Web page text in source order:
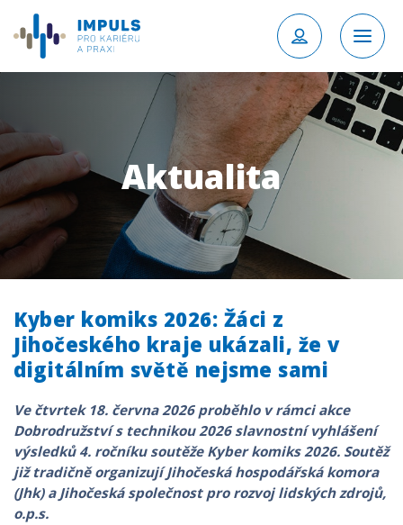
Aktualita
Kyber komiks 2026: Žáci z
Jihočeského kraje ukázali, že v
digitálním světě nejsme sami
Ve čtvrtek 18. června 2026 proběhlo v rámci akce
Dobrodružství s technikou 2026 slavnostní vyhlášení
výsledků 4. ročníku soutěže Kyber komiks 2026. Soutěž
již tradičně organizují Jihočeská hospodářská komora
(Jhk) a Jihočeská společnost pro rozvoj lidských zdrojů,
o.p.s.